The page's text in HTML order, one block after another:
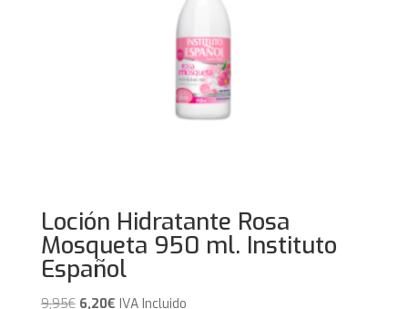
Loción Hidratante Rosa
Mosqueta 950 ml. Instituto
Español
9,95€ El
6,20€ElIVA Incluido